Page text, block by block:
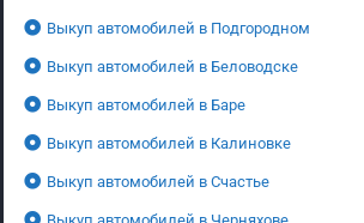
Выкуп автомобилей в Подгородном
Выкуп автомобилей в Беловодске
Выкуп автомобилей в Баре
Выкуп автомобилей в Калиновке
Выкуп автомобилей в Счастье
Выкуп автомобилей в Черняхове